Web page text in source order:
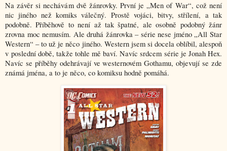
Na závěr si nechávám dvě žánrovky. První je „Men of War“, což není
nic jiného než komiks válečný. Prostě vojáci, bitvy, střílení, a tak
podobně. Příběhově to není až tak špatné, ale osobně podobný žánr
zrovna moc nemusím. Ale druhá žánrovka – série nese jméno „All Star
Western“ – to už je něco jiného. Western jsem si docela oblíbil, alespoň
v poslední době, takže tohle mě baví. Navíc srdcem série je Jonah Hex.
Navíc se příběhy odehrávají ve westernovém Gothamu, objevují se zde
známá jména, a to je něco, co komiksu hodně pomáhá.